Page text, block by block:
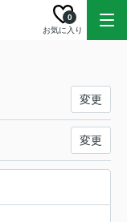
お気に入り
0
変更
変更